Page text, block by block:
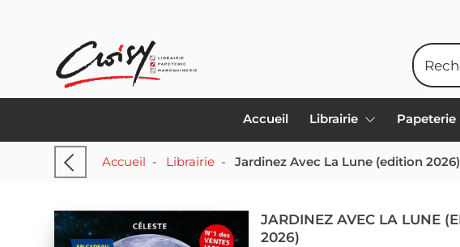
Accueil Librairie Papeterie
Accueil - Librairie - Jardinez Avec La Lune (edition 2026)
JARDINEZ AVEC LA LUNE
2026)